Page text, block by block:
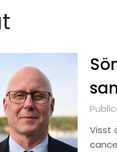
Visst